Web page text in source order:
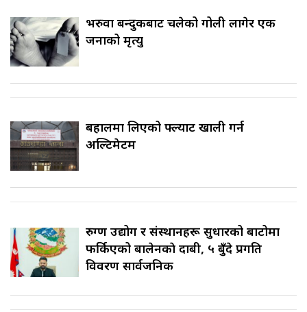
भरुवा बन्दुकबाट चलेको गोली लागेर एक
जनाको मृत्यु
बहालमा लिएको फ्ल्याट खाली गर्न
अल्टिमेटम
रुग्ण उद्योग र संस्थानहरू सुधारको बाटोमा
फर्किएको बालेनकाे दाबी, ५ बुँदे प्रगति
विवरण सार्वजनिक